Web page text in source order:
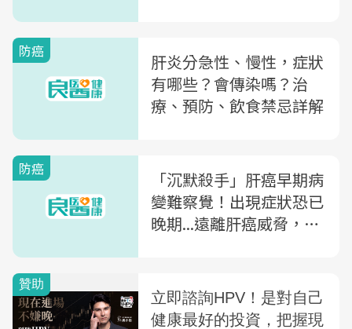
防癌
肝炎分急性、慢性，症狀
有哪些？會傳染嗎？治
療、預防、飲食禁忌詳解
防癌
「沉默殺手」肝癌早期病
變難察覺！出現症狀恐已
晚期...遠離肝癌威脅，醫